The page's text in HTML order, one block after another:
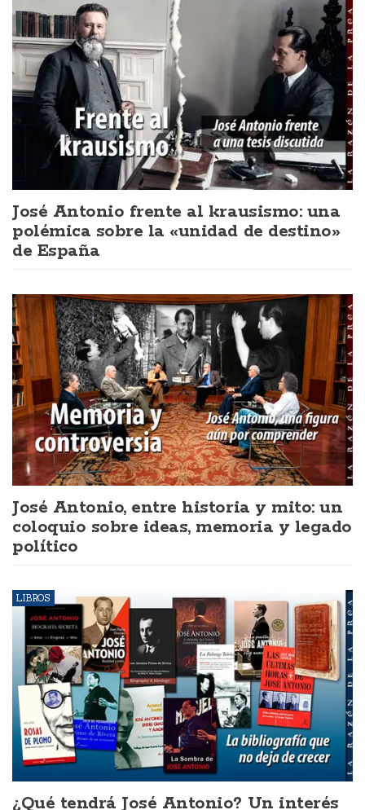
José Antonio frente al krausismo: una
polémica sobre la «unidad de destino»
de España
José Antonio, entre historia y mito: un
coloquio sobre ideas, memoria y legado
político
LIBROS
¿Qué tendrá José Antonio? Un interés